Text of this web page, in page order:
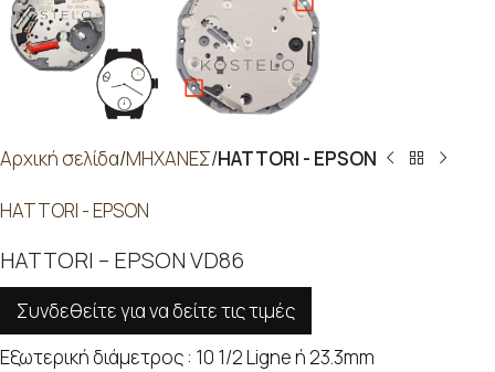
Αρχική σελίδα ΜΗΧΑΝΕΣ HATTORI - EPSON
HATTORI - EPSON
HATTORI – EPSON VD86
Συνδεθείτε για να δείτε τις τιμές
Εξωτερική διάμετρος : 10 1/2 Ligne ή 23.3mm